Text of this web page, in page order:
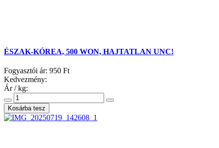
ÉSZAK-KÓREA, 500 WON, HAJTATLAN UNC!
Fogyasztói ár: 950 Ft
Kedvezmény:
Ár / kg: